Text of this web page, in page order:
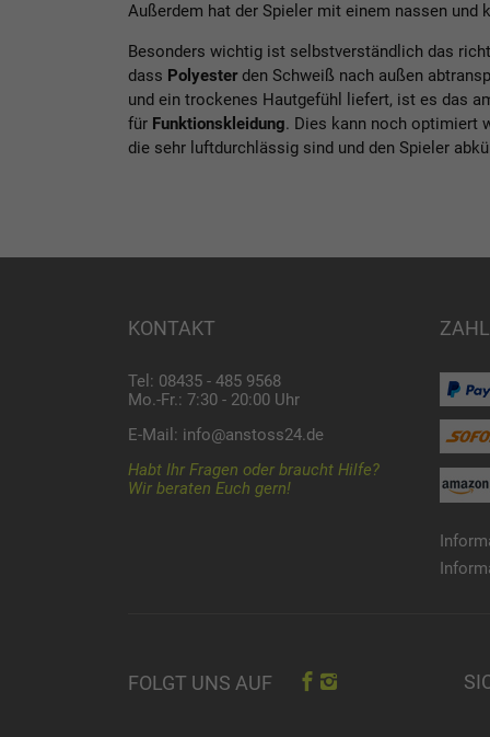
Außerdem hat der Spieler mit einem nassen und
Besonders wichtig ist selbstverständlich das
dass Polyesterden Schweiß nach außen
und ein trockenes Hautgefühl liefert, ist es das
für Funktionskleidung. Dies kann noch optimiert
die sehr luftdurchlässig sind und den Spieler
KONTAKT
Tel: 08435 - 485 9568
Mo.-Fr.: 7:30 - 20:00 Uhr
E-Mail: info@anstoss24.de
Habt Ihr Fragen oder braucht Hilfe?
Wir beraten Euch gern!
FOLGT UNS AUF